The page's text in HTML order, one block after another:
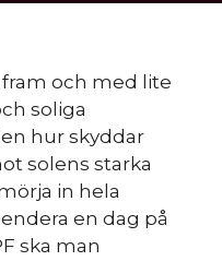
och med lite
soliga
hur skyddar
solens starka
in hela
en dag på
ska man